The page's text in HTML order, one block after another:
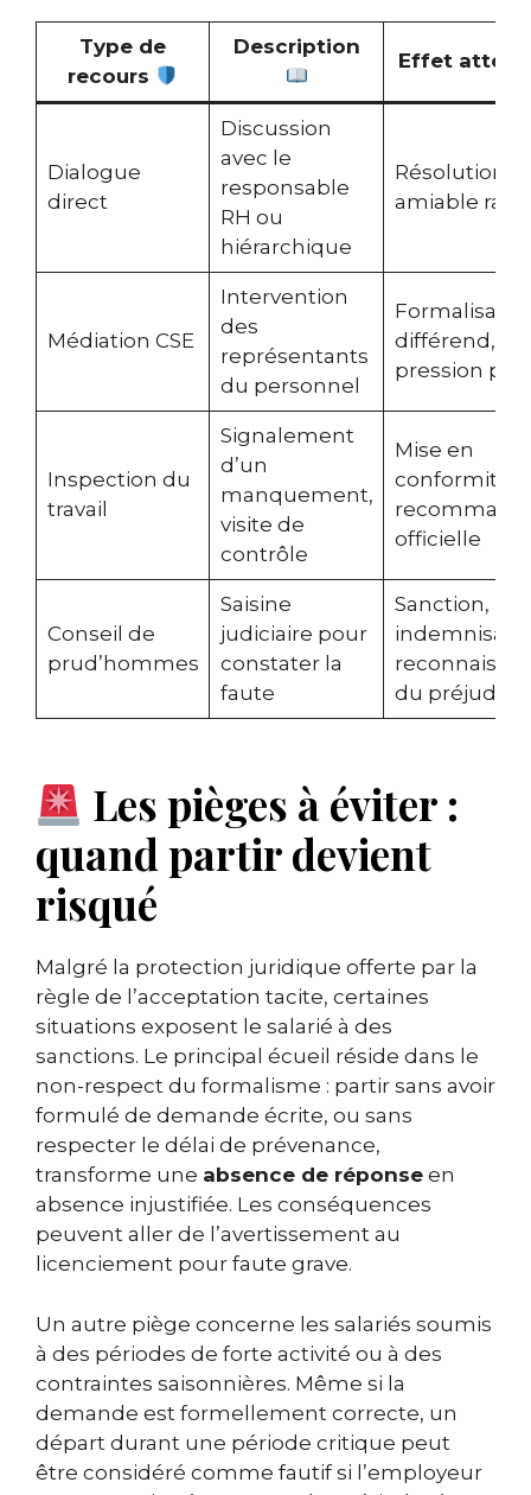
Type de
recours
Description
Effet
Dialogue
direct
Discussion
avec le
responsable
RH ou
hiérarchique
Résolution
amiable
Médiation CSE
Intervention
des
représentants
du personnel
différend,
pression
Inspection du
travail
Signalement
d’un
manquement,
visite de
contrôle
Mise en
conformité,
officielle
Conseil de
prud’hommes
Saisine
judiciaire pour
constater la
faute
Sanction,
du préjudice
Les pièges à éviter :
quand partir devient
risqué
Malgré la protection juridique offerte par la
règle de l’acceptation tacite, certaines
situations exposent le salarié à des
sanctions. Le principal écueil réside dans le
non-respect du formalisme : partir sans avoir
formulé de demande écrite, ou sans
respecter le délai de prévenance,
transforme une absence de réponse en
absence injustifiée. Les conséquences
peuvent aller de l’avertissement au
licenciement pour faute grave.
Un autre piège concerne les salariés soumis
à des périodes de forte activité ou à des
contraintes saisonnières. Même si la
demande est formellement correcte, un
départ durant une période critique peut
être considéré comme fautif si l’employeur